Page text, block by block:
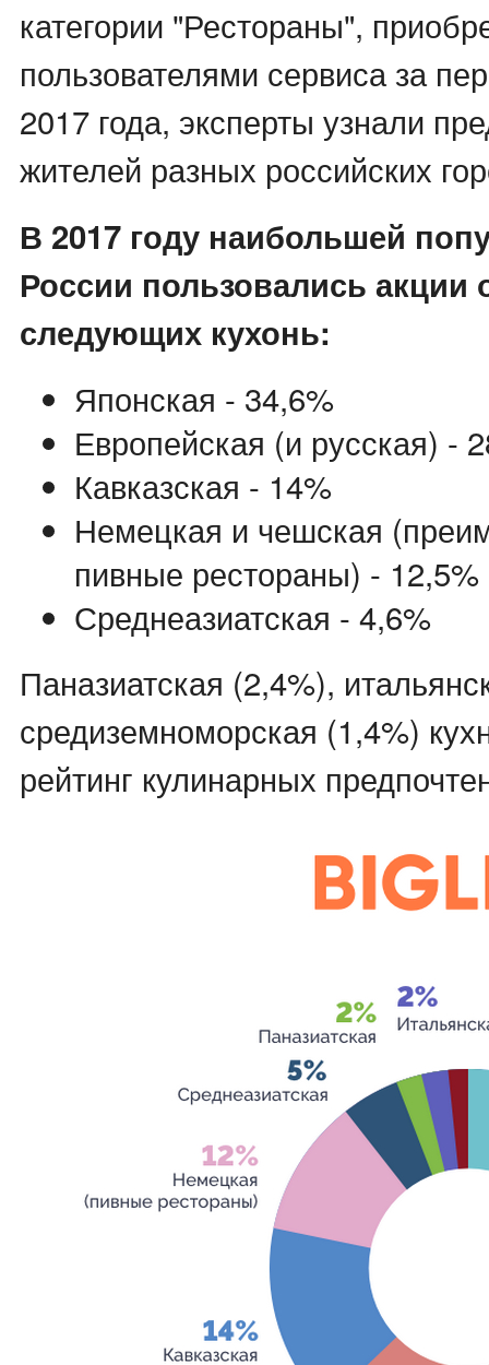
категории "Рестораны",
пользователями сервиса за
2017 года, эксперты узнали
жителей разных российских
В 2017 году наибольшей
России пользовались акции
следующих кухонь:
Японская - 34,6%
Европейская (и русская) -
Кавказская - 14%
Немецкая и чешская
пивные рестораны) - 12,5%
Среднеазиатская - 4,6%
Паназиатская (2,4%),
средиземноморская (1,4%)
рейтинг кулинарных